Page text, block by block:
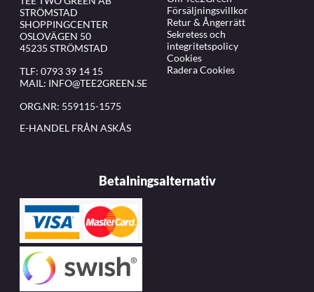
STRÖMSTAD
SHOPPINGCENTER
OSLOVÄGEN 50
45235 STRÖMSTAD
TLF: 0793 39 14 15
MAIL: INFO@TEE2GREEN.SE
ORG.NR: 559115-1575
E-HANDEL FRÅN ASKÅS
Försäljningsvillkor
Retur & Ångerrätt
Sekretess och
integritetspolicy
Cookies
Radera Cookies
Betalningsalternativ